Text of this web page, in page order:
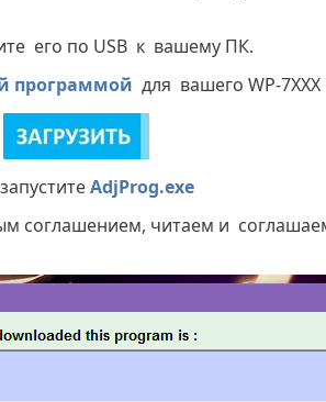
его по USB к вашему ПК.
программой для вашего WP-
AdjProg.exe
соглашением, читаем и